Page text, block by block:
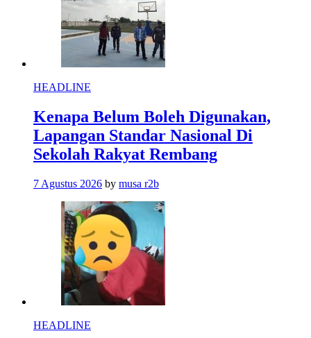
HEADLINE
Kenapa Belum Boleh Digunakan,
Lapangan Standar Nasional Di
Sekolah Rakyat Rembang
7 Agustus 2026 by musa r2b
HEADLINE